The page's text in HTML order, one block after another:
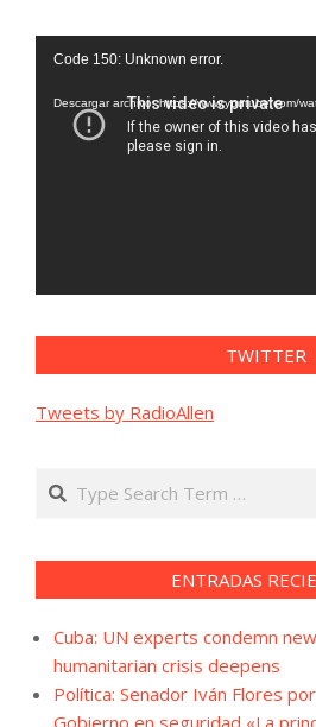
Reproductor
vídeo
Code 150: Unknown error.
Descargar archivo: https://www.youtube.com/
TWITTER
Tweets by RadioAllen
Search
ENTRADAS
Cuba: UN experts condemn
humanitarian crisis deepens
Política: Senador Iván Flores
Gobierno en seguridad «La